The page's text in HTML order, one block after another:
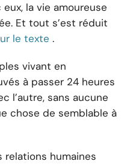
la vie amoureuse
Et tout s’est réduit
le texte .
vivant en
à passer 24 heures
l’autre, sans aucune
chose de semblable à
relations humaines